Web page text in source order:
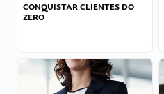
CONQUISTAR CLIENTES DO
ZERO